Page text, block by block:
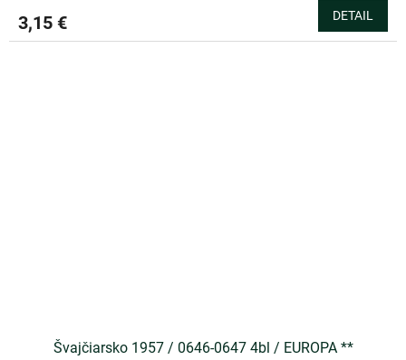
3,15 € DETAIL
Švajčiarsko 1957 / 0646-0647 4bl / EUROPA **